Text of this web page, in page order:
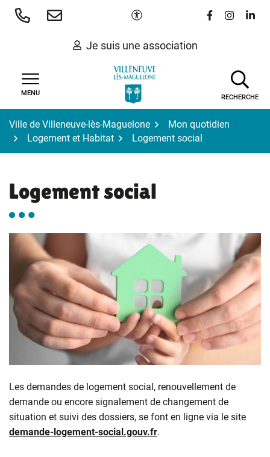
Aller
Paramètres d'accessibilité
Lien vers le
Lien vers
Lien
Je suis une association
MENU
RECHERCHE
Ville de Villeneuve-lès-Maguelone
Mon quotidien
Logement et Habitat
Logement social
Logement social
Les demandes de logement social, renouvellement de
demande ou encore signalement de changement de
situation et suivi des dossiers, se font en ligne via le site
demande-logement-social.gouv.fr.